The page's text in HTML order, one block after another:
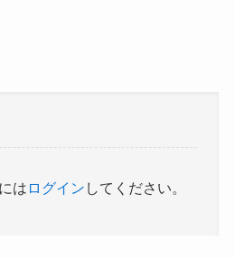
は ログイン してください。